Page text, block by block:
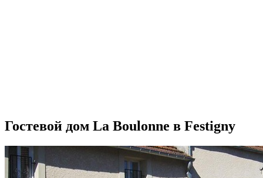
Гостевой дом La Boulonne в Festigny